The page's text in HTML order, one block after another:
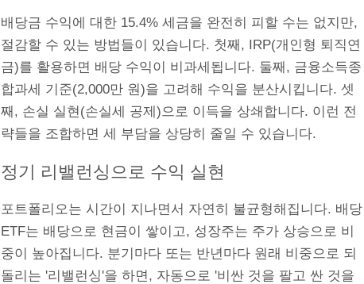
배당금 수익에 대한 15.4% 세금을 완전히 피할 수는 없지만,
절감할 수 있는 방법들이 있습니다. 첫째, IRP(개인형 퇴직연
금)를 활용하면 배당 수익이 비과세됩니다. 둘째, 금융소득종
합과세 기준(2,000만 원)을 고려해 수익을 분산시킵니다. 셋
째, 손실 실현(손실세 공제)으로 이득을 상쇄합니다. 이런 전
략들을 조합하면 세 부담을 상당히 줄일 수 있습니다.
정기 리밸런싱으로 수익 실현
포트폴리오는 시간이 지나면서 자연히 불균형해집니다. 배당
ETF는 배당으로 현금이 쌓이고, 성장주는 주가 상승으로 비
중이 높아집니다. 분기마다 또는 반년마다 원래 비중으로 되
돌리는 '리밸런싱'을 하면, 자동으로 '비싼 것을 팔고 싼 것을